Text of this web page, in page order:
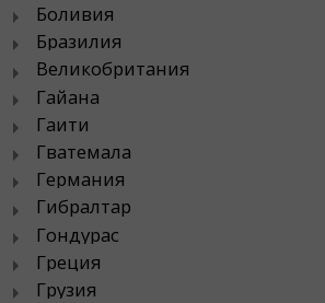
Боливия
Бразилия
Великобритания
Гайана
Гаити
Гватемала
Германия
Гибралтар
Гондурас
Греция
Грузия